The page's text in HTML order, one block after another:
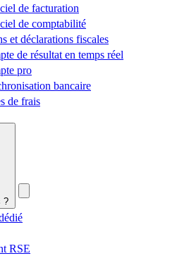
de facturation
de comptabilité
et déclarations fiscales
de résultat en temps réel
pro
bancaire
de frais
?
RSE